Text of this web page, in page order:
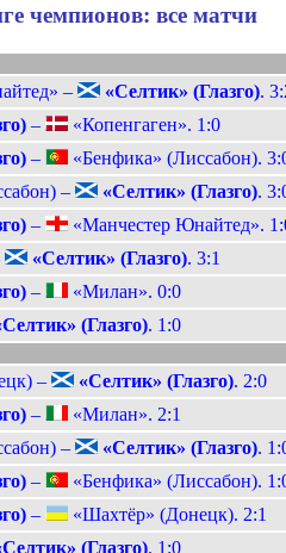
чемпионов: все матчи
– «Селтик» (Глазго).
– «Копенгаген». 1:0
– «Бенфика» (Лиссабон).
– «Селтик» (Глазго).
– «Манчестер Юнайтед».
«Селтик» (Глазго). 3:1
– «Милан». 0:0
(Глазго). 1:0
– «Селтик» (Глазго). 2:0
– «Милан». 2:1
– «Селтик» (Глазго).
– «Бенфика» (Лиссабон).
– «Шахтёр» (Донецк). 2:1
(Глазго). 1:0